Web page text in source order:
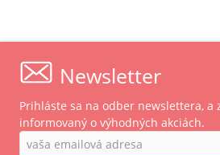
Newsletter
Prihláste sa na odber newslettera, a
informovaný o výhodných akciách.